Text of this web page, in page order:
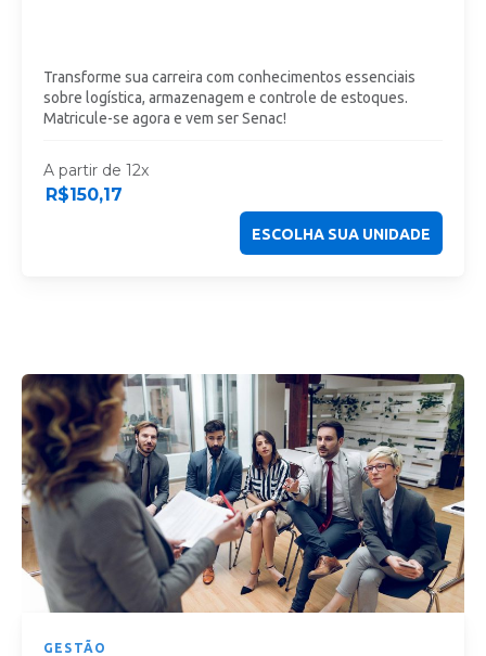
Transforme sua carreira com conhecimentos essenciais
sobre logística, armazenagem e controle de estoques.
Matricule-se agora e vem ser Senac!
A partir de 12x
R$150,17
ESCOLHA SUA UNIDADE
GESTÃO